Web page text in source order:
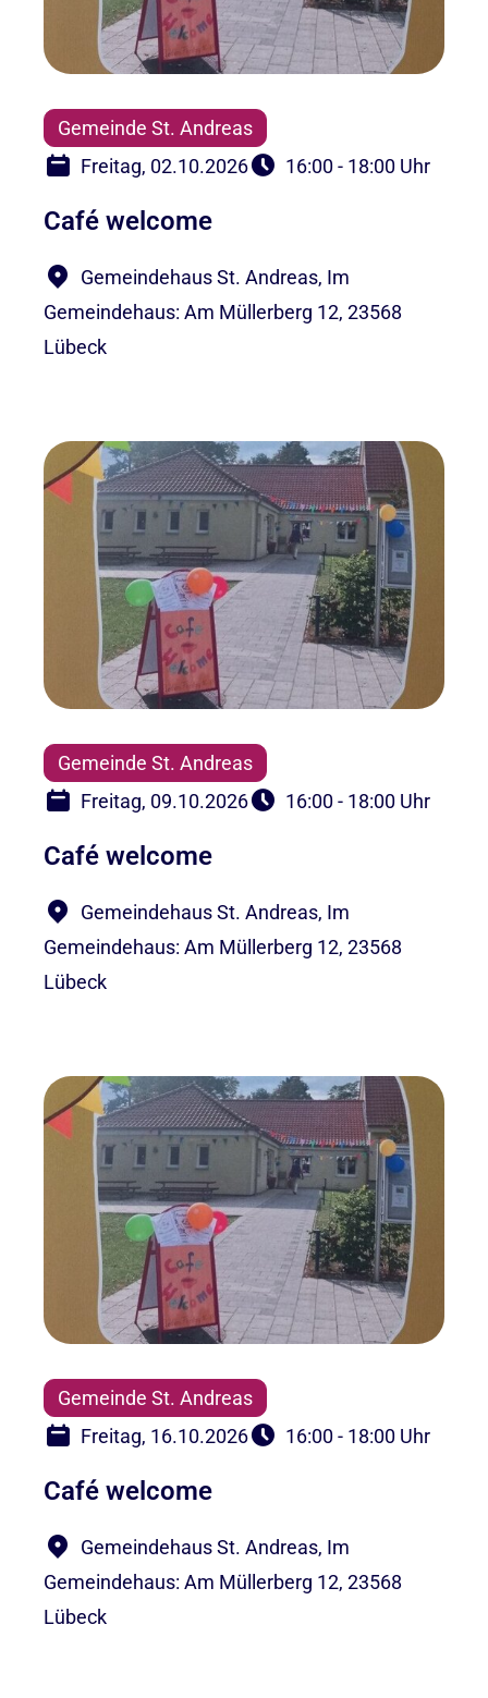
Gemeinde St. Andreas
Freitag, 02.10.2026
16:00 - 18:00 Uhr
Café welcome
Gemeindehaus St. Andreas, Im
Gemeindehaus: Am Müllerberg 12, 23568
Lübeck
Gemeinde St. Andreas
Freitag, 09.10.2026
16:00 - 18:00 Uhr
Café welcome
Gemeindehaus St. Andreas, Im
Gemeindehaus: Am Müllerberg 12, 23568
Lübeck
Gemeinde St. Andreas
Freitag, 16.10.2026
16:00 - 18:00 Uhr
Café welcome
Gemeindehaus St. Andreas, Im
Gemeindehaus: Am Müllerberg 12, 23568
Lübeck